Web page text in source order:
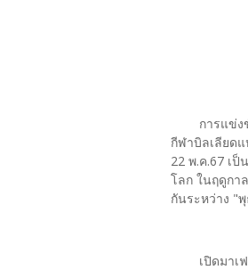
การแข่ง
กีฬาบิลเลียด
22 พ.ค.67 เ
โลก ในฤดูกา
กันระหว่าง "
เปิดมาเ